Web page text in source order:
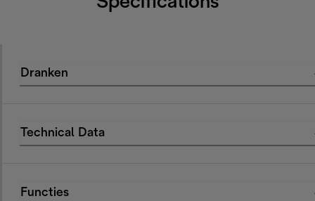
Dranken
Technical Data
Functies